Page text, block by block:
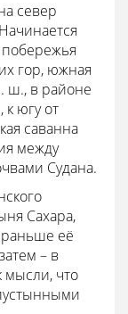
север
побережья
гор, южная
ш., в районе
югу от
саванна
между
Судана.
Сахара,
её
– в
мысли, что